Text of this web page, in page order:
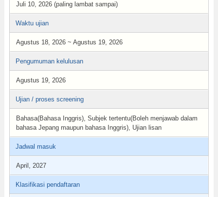
Juli 10, 2026 (paling lambat sampai)
Waktu ujian
Agustus 18, 2026 ~ Agustus 19, 2026
Pengumuman kelulusan
Agustus 19, 2026
Ujian / proses screening
Bahasa(Bahasa Inggris), Subjek tertentu(Boleh menjawab dalam
bahasa Jepang maupun bahasa Inggris), Ujian lisan
Jadwal masuk
April, 2027
Klasifikasi pendaftaran